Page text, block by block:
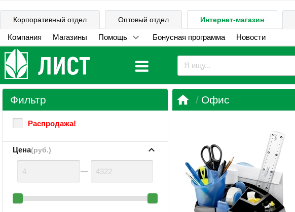
Корпоративный отдел Оптовый отдел Интернет-магазин
Компания Магазины Помощь Бонусная программа Новости
Фильтр
Распродажа!
Цена(руб.)
—
 Офис